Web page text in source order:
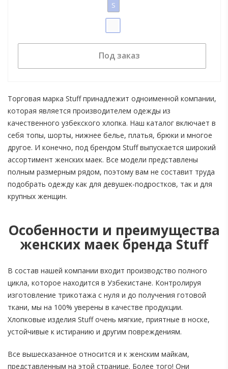
S
Под заказ
Торговая марка Stuff принадлежит одноименной компании,
которая является производителем одежды из
качественного узбекского хлопка. Наш каталог включает в
себя топы, шорты, нижнее белье, платья, брюки и многое
другое. И конечно, под брендом Stuff выпускается широкий
ассортимент женских маек. Все модели представлены
полным размерным рядом, поэтому вам не составит труда
подобрать одежду как для девушек-подростков, так и для
крупных женщин.
Особенности и преимущества
женских маек бренда Stuff
В состав нашей компании входит производство полного
цикла, которое находится в Узбекистане. Контролируя
изготовление трикотажа с нуля и до получения готовой
ткани, мы на 100% уверены в качестве продукции.
Хлопковые изделия Stuff очень мягкие, приятные в носке,
устойчивые к истиранию и другим повреждениям.
Все вышесказанное относится и к женским майкам,
представленным на этой странице. Более того! Они